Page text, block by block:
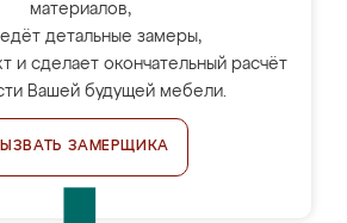
материалов,
детальные замеры,
и сделает окончательный расчёт
Вашей будущей мебели.
ЗАМЕРЩИКА